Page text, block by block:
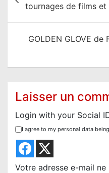
d
tournages de films
GOLDEN GLOVE
Laisser un
Login with your Social
I agree to my personal data
Votre adresse e-mail ne